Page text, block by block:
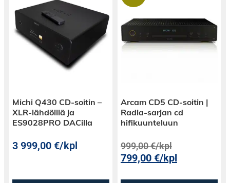
Michi Q430 CD-soitin –
XLR-lähdöillä ja
ES9028PRO DACilla
3 999,00€/kpl
Arcam CD5 CD-soitin |
Radia-sarjan cd
hifikuunteluun
999,00€/kpl
799,00€/kpl